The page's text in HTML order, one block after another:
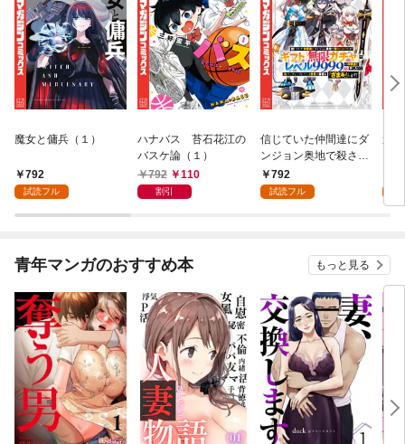
魔女と傭兵（１）
792
試読フル
ハナバス 苔石花江の
バスケ論（１）
792
110
割引
信じていた仲間達にダ
ンジョン奥地で殺され
かけたがギフト『無限
ガチャ』でレベル９９
『ざまぁ！』します！
792
試読フル
追
強
～
（
青年マンガのおすすめ本 もっと見る